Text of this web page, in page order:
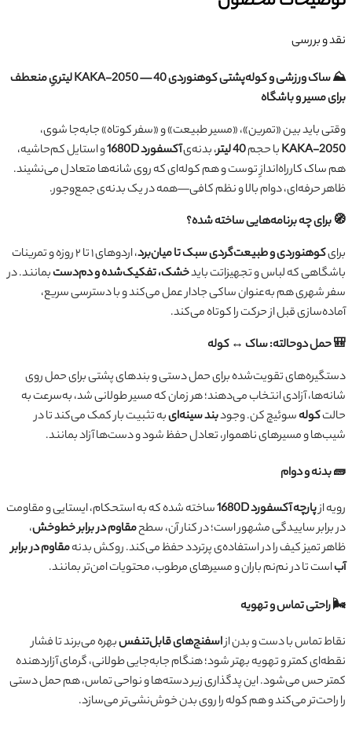
نقد و بررسی
⛰️ ساک ورزشی و کوله‌پشتی کوهنوردی KAKA-2050 — 40 لیتریِ منعطف
برای مسیر و باشگاه
وقتی باید بین «تمرین»، «مسیر طبیعت» و «سفر کوتاه» جابه‌جا شوی،
KAKA-2050با حجم40 لیتر ، بدنه‌یآکسفورد 1680D
و استایل کم‌حاشیه،
هم ساک کارراه‌اندازِ توست و هم کوله‌ای که روی شانه‌ها متعادل می‌نشیند.
ظاهر حرفه‌ای، دوام بالا و نظم کافی—همه در یک بدنه‌ی جمع‌وجور.
🧭 برای چه برنامه‌هایی ساخته شده؟
برایکوهنوردی و طبیعت‌گردی سبک تا میان‌برد
، اردوهای ۱ تا ۲ روزه و تمرینات
باشگاهی که لباس و تجهیزاتت بایدخشک، تفکیک‌شده و دم‌دستبمانند. در
سفر شهری هم به‌عنوان ساکی جادار عمل می‌کند و با دسترسی سریع،
آماده‌سازی قبل از حرکت را کوتاه می‌کند.
🎒 حمل دوحالته: ساک ↔ کوله
دستگیره‌های تقویت‌شده برای حمل دستی و بندهای پشتی برای حمل روی
شانه‌ها، آزادی انتخاب می‌دهند؛ هر زمان که مسیر طولانی شد، به‌سرعت به
حالتکولهسوئیچ کن. وجودبند سینه‌ایبه تثبیت بار کمک می‌کند تا در
شیب‌ها و مسیرهای ناهموار، تعادل حفظ شود و دست‌ها آزاد بمانند.
🧱 بدنه و دوام
رویه ازپارچه آکسفورد 1680D
ساخته شده که به استحکام، ایستایی و مقاومت
در برابر ساییدگی مشهور است؛ در کنار آن، سطحمقاوم در برابر خط‌وخش،
ظاهر تمیز کیف را در استفاده‌ی پرتردد حفظ می‌کند. روکش بدنهمقاوم در برابر
آباست تا در نم‌نم باران و مسیرهای مرطوب، محتویات امن‌تر بمانند.
🌬️ راحتی تماس و تهویه
نقاط تماس با دست و بدن ازاسفنج‌های قابل‌تنفسبهره می‌برند تا فشار
نقطه‌ای کمتر و تهویه بهتر شود؛ هنگام جابه‌جایی طولانی، گرمای آزاردهنده
کمتر حس می‌شود. این پدگذاری زیر دسته‌ها و نواحی تماس، هم حمل دستی
را راحت‌تر می‌کند و هم کوله را روی بدن خوش‌نشی‌تر می‌سازد.